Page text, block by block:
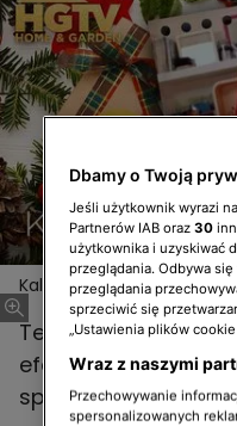
Kalendarz adwentowy 9:
Ten drewniany
efektowny, ale jego
sporych
Dbamy o Twoją
Jeśli użytkownik wyrazi
Partnerów IAB oraz 30
użytkownika i uzyskiwać
przeglądania. Odbywa
przeglądania
sprzeciwić się
„Ustawienia plików cookie
Wraz z naszymi
Przechowywanie
spersonalizowanych